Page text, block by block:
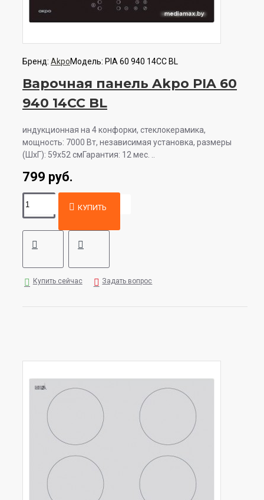
Бренд: AkpoМодель: PIA 60 940 14CC BL
Варочная панель Akpo PIA 60
940 14CC BL
индукционная на 4 конфорки, cтеклокерамика,
мощность: 7000 Вт, независимая установка, размеры
(ШхГ): 59x52 смГарантия: 12 мес. ..
799 руб.
КУПИТЬ
Купить сейчас Задать вопрос